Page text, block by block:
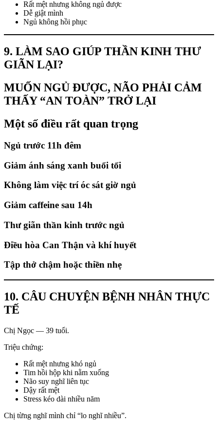
Rất mệt nhưng không ngủ được
Dễ giật mình
Ngủ không hồi phục
9. LÀM SAO GIÚP THẦN KINH THƯ
GIÃN LẠI?
MUỐN NGỦ ĐƯỢC, NÃO PHẢI CẢM
THẤY “AN TOÀN” TRỞ LẠI
Một số điều rất quan trọng
Ngủ trước 11h đêm
Giảm ánh sáng xanh buổi tối
Không làm việc trí óc sát giờ ngủ
Giảm caffeine sau 14h
Thư giãn thần kinh trước ngủ
Điều hòa Can Thận và khí huyết
Tập thở chậm hoặc thiền nhẹ
10. CÂU CHUYỆN BỆNH NHÂN THỰC
TẾ
Chị Ngọc — 39 tuổi.
Triệu chứng:
Rất mệt nhưng khó ngủ
Tim hồi hộp khi nằm xuống
Não suy nghĩ liên tục
Dậy rất mệt
Stress kéo dài nhiều năm
Chị từng nghĩ mình chỉ “lo nghĩ nhiều”.